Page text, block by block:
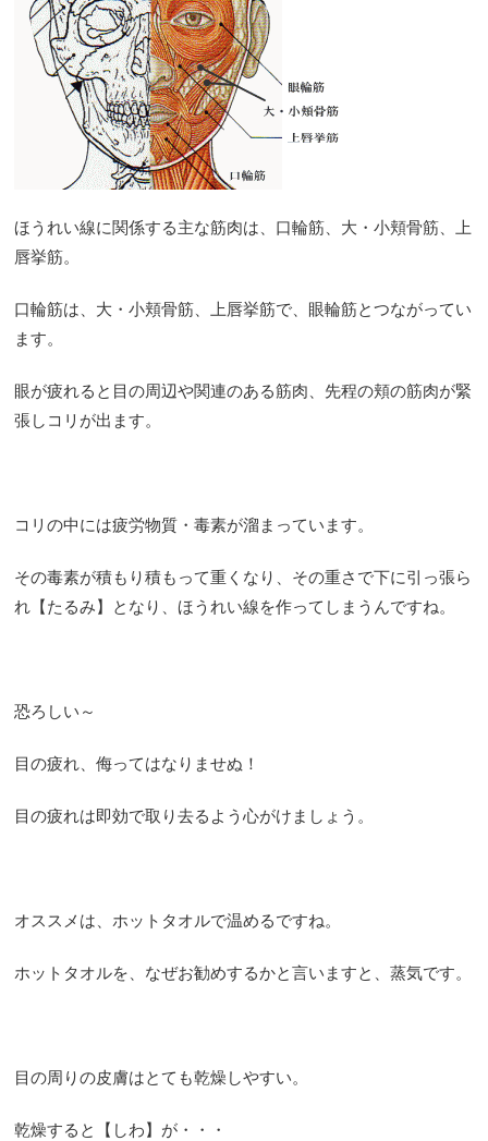
ほうれい線に関係する主な筋肉は、口輪筋、大・小頬骨筋、上
唇挙筋。
口輪筋は、大・小頬骨筋、上唇挙筋で、眼輪筋とつながってい
ます。
眼が疲れると目の周辺や関連のある筋肉、先程の頬の筋肉が緊
張しコリが出ます。
コリの中には疲労物質・毒素が溜まっています。
その毒素が積もり積もって重くなり、その重さで下に引っ張ら
れ【たるみ】となり、ほうれい線を作ってしまうんですね。
恐ろしい～
目の疲れ、侮ってはなりませぬ！
目の疲れは即効で取り去るよう心がけましょう。
オススメは、ホットタオルで温めるですね。
ホットタオルを、なぜお勧めするかと言いますと、蒸気です。
目の周りの皮膚はとても乾燥しやすい。
乾燥すると【しわ】が・・・